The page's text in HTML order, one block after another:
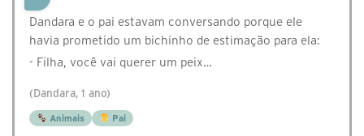
Dandara e o pai estavam conversando porque ele
havia prometido um bichinho de estimação para ela:
- Filha, você vai querer um peix…
(Dandara, 1 ano)
Animais Pai